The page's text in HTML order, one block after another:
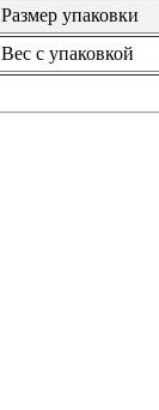
Размер упаковки
Вес с упаковкой